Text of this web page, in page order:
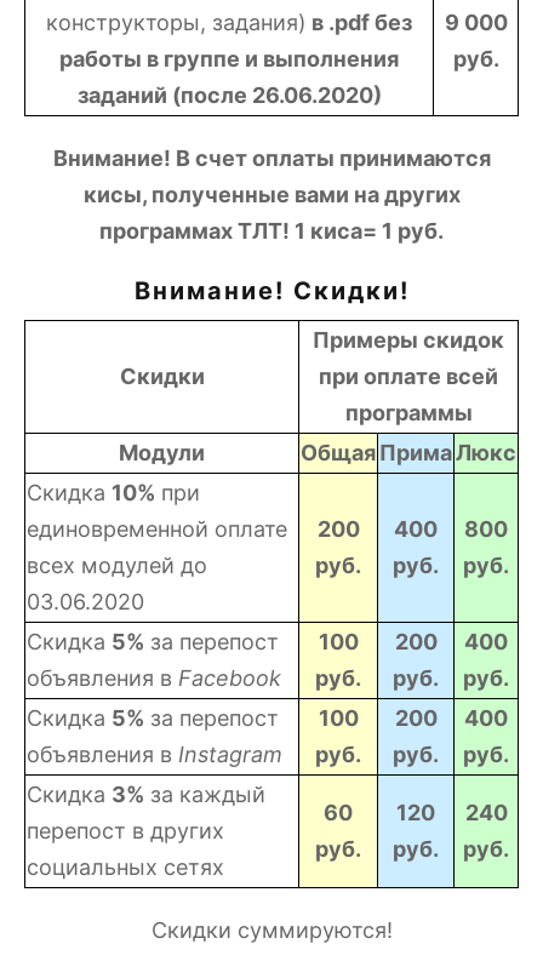
конструкторы, задания) в .pdf без
работы в группе и выполнения
заданий (после 26.06.2020)
9 000
руб.
Внимание! В счет оплаты принимаются
кисы, полученные вами на других
программах ТЛТ! 1 киса= 1 руб.
Внимание! Скидки!
Скидки
Примеры скидок
при оплате всей
программы
Модули
ОбщаяПримаЛюкс
Скидка 10% при
единовременной оплате
всех модулей до
03.06.2020
200
руб.
400
руб.
800
руб.
Скидка 5% за перепост
объявления в Facebook
100
руб.
200
руб.
400
руб.
Скидка 5% за перепост
объявления в Instagram
100
руб.
200
руб.
400
руб.
Скидка 3% за каждый
перепост в других
социальных сетях
60
руб.
120
руб.
240
руб.
Скидки суммируются!